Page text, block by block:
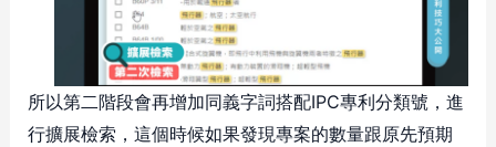
所以第二階段會再增加同義字詞搭配IPC專利分類號，進
行擴展檢索，這個時候如果發現專案的數量跟原先預期